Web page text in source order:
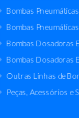
Bombas
Bombas
Bombas Dosadoras
Bombas Dosadoras
Outras Linhas de
Peças, Acessórios e